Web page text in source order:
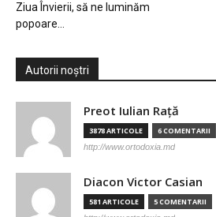
Ziua Învierii, să ne luminăm
popoare…
Autorii noștri
Preot Iulian Raţă
3878 ARTICOLE 6 COMENTARII
http://www.ortodoxia.md
Diacon Victor Casian
581 ARTICOLE 5 COMENTARII